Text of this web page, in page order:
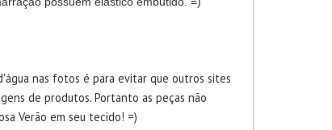
nas fotos é para evitar que outros sites
de produtos. Portanto as peças não
Verão em seu tecido! =)